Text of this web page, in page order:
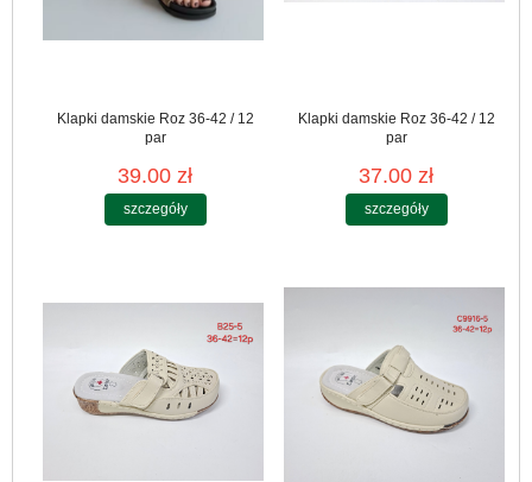
Klapki damskie Roz 36-42 / 12
par
39.00 zł
szczegóły
Klapki damskie Roz 36-42 / 12
par
37.00 zł
szczegóły